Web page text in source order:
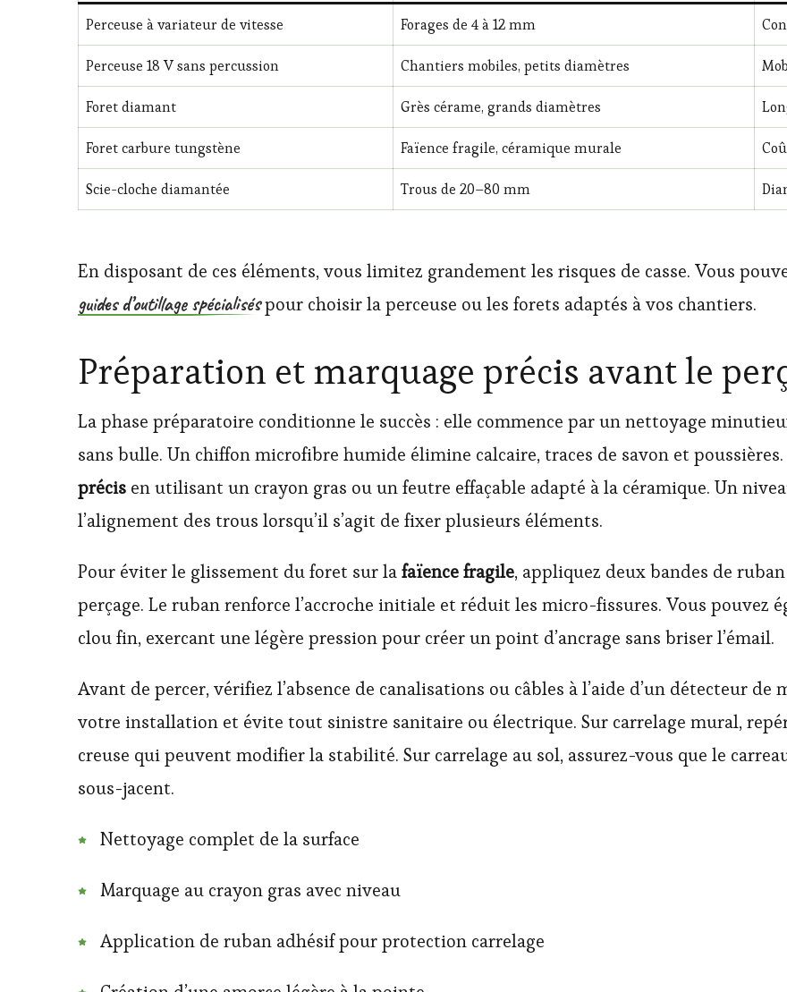
Perceuse à variateur de vitesse Forages de 4 à 12 mm
Perceuse 18 V sans percussion Chantiers mobiles, petits diamètres
Foret diamant Grès cérame, grands diamètres
Foret carbure tungstène Faïence fragile, céramique murale
Scie-cloche diamantée Trous de 20–80 mm
En disposant de ces éléments, vous limitez grandement les risques de casse. Vous
guides d’outillage spécialiséspour choisir la perceuse ou les forets adaptés à vos chantiers.
Préparation et marquage précis avant le
La phase préparatoire conditionne le succès : elle commence par un nettoyage
sans bulle. Un chiffon microfibre humide élimine calcaire, traces de savon et
précis en utilisant un crayon gras ou un feutre effaçable adapté à la céramique. Un
l’alignement des trous lorsqu’il s’agit de fixer plusieurs éléments.
Pour éviter le glissement du foret sur lafaïence fragile, appliquez deux bandes de
perçage. Le ruban renforce l’accroche initiale et réduit les micro-fissures. Vous pouvez
clou fin, exercant une légère pression pour créer un point d’ancrage sans briser l’émail.
Avant de percer, vérifiez l’absence de canalisations ou câbles à l’aide d’un détecteur
votre installation et évite tout sinistre sanitaire ou électrique. Sur carrelage mural,
creuse qui peuvent modifier la stabilité. Sur carrelage au sol, assurez-vous que le
sous-jacent.
Nettoyage complet de la surface
Marquage au crayon gras avec niveau
Application de ruban adhésif pour protection carrelage